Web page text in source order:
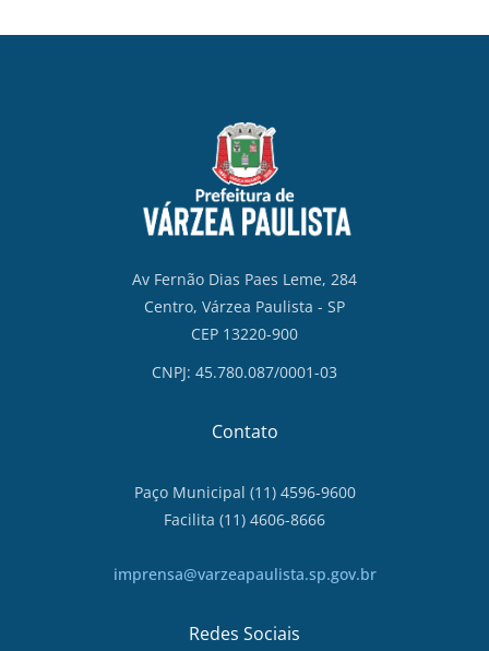
Av Fernão Dias Paes Leme, 284
Centro, Várzea Paulista - SP
CEP 13220-900
CNPJ: 45.780.087/0001-03
Contato
Paço Municipal (11) 4596-9600
Facilita (11) 4606-8666
imprensa@varzeapaulista.sp.gov.br
Redes Sociais